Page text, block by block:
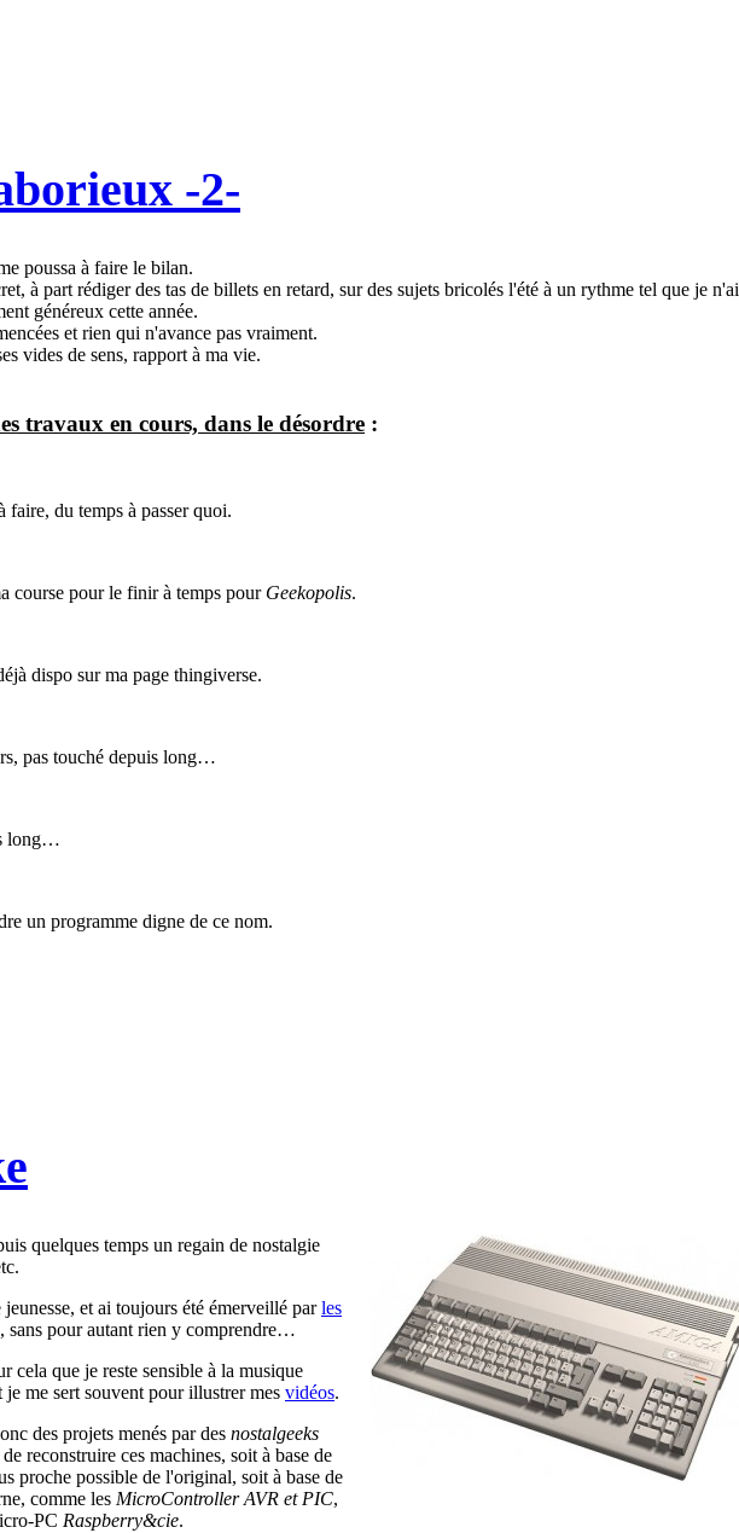
-2-
poussa à faire le bilan.
à part rédiger des tas de billets en retard, sur des sujets bricolés l'été à un rythme tel que je n'ai
généreux cette année.
et rien qui n'avance pas vraiment.
vides de sens, rapport à ma vie.
travaux en cours, dans le désordre :
faire, du temps à passer quoi.
course pour le finir à temps pour Geekopolis.
dispo sur ma page thingiverse.
pas touché depuis long…
long…
un programme digne de ce nom.
quelques temps un regain de nostalgie
et ai toujours été émerveillé parles
, sans pour autant rien y comprendre…
cela que je reste sensible à la musique
je me sert souvent pour illustrer mes vidéos.
des projets menés par des nostalgeeks
reconstruire ces machines, soit à base de
proche possible de l'original, soit à base de
comme les MicroController AVR et PIC,
PC Raspberry&cie.